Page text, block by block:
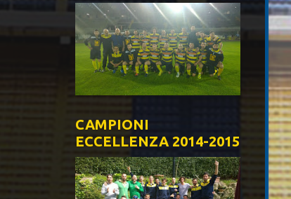
CAMPIONI
ECCELLENZA 2014-2015